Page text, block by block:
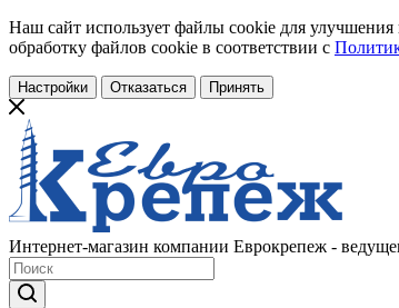
Наш сайт использует файлы cookie для улучшения
обработку файлов cookie в соответствии с
Настройки Отказаться Принять
Интернет-магазин компании Еврокрепеж -